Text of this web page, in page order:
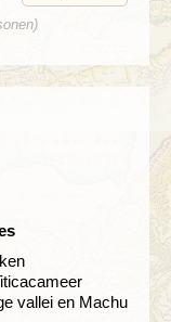
vallei en Machu